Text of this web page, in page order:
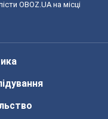
OBOZ.UA на місці